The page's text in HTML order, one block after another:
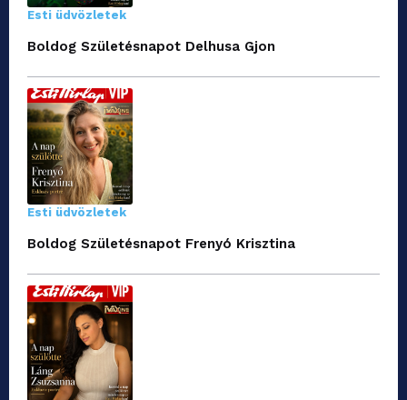
Esti üdvözletek
Boldog Születésnapot Delhusa Gjon
Esti üdvözletek
Boldog Születésnapot Frenyó Krisztina